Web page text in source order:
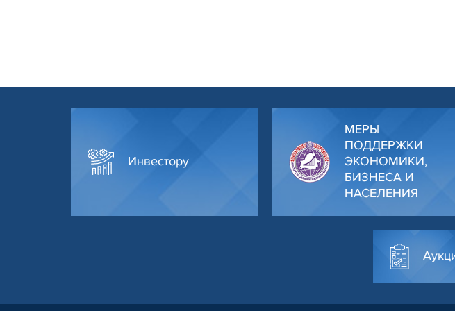
Инвестору
МЕРЫ
ПОДДЕРЖКИ
ЭКОНОМИКИ,
БИЗНЕСА И
НАСЕЛЕНИЯ